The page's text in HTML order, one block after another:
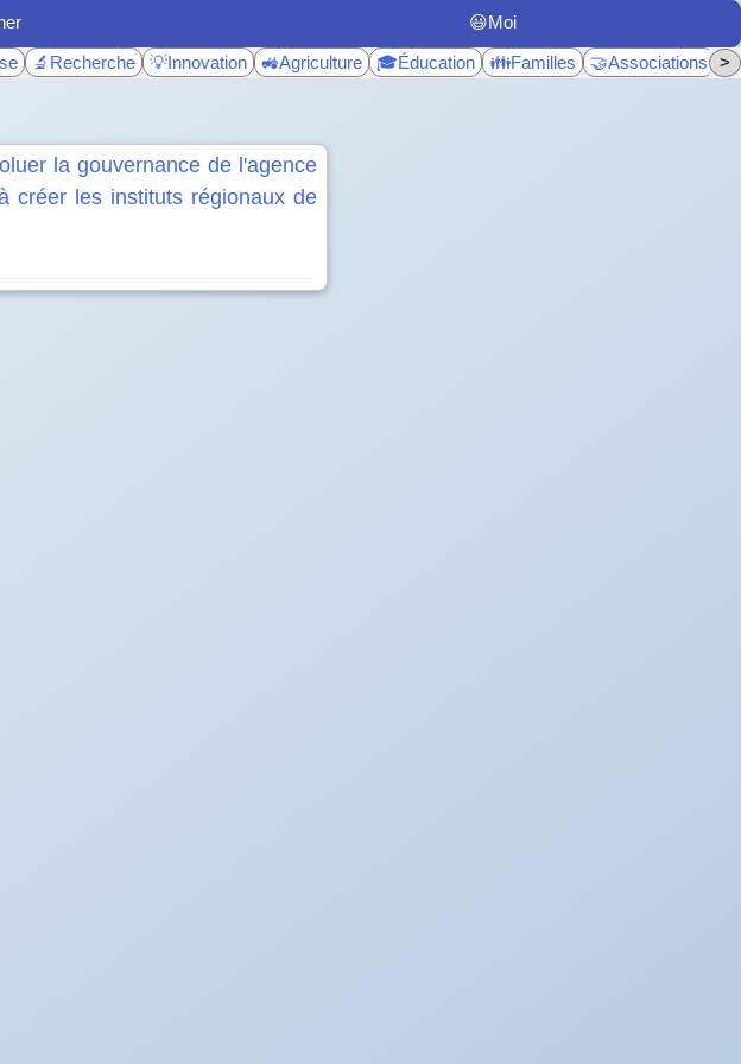
😃Moi
🔬Recherche 💡Innovation 🚜Agriculture 🎓Éducation 👪Familles 🤝Associations >
la gouvernance de l'agence
créer les instituts régionaux de